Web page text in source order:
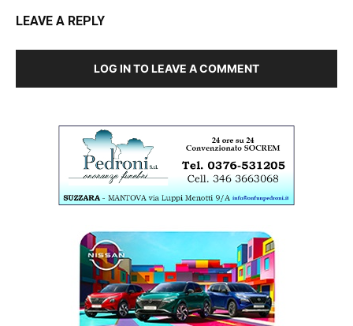
LEAVE A REPLY
LOG IN TO LEAVE A COMMENT